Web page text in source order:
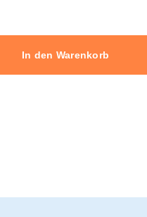
quantity: 10
In den Warenkorb